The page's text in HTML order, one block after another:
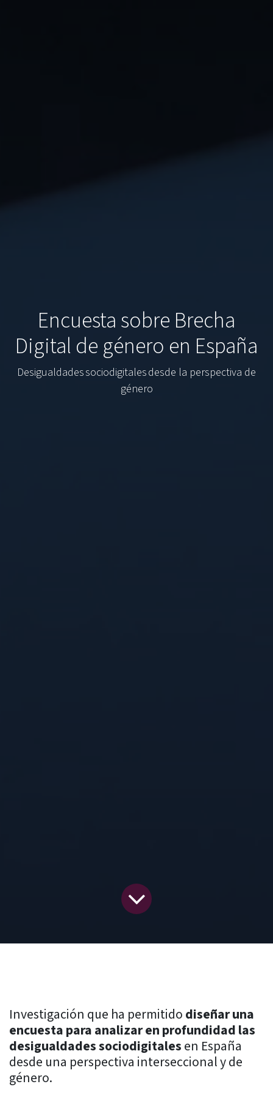
Encuesta sobre Brecha
Digital de género en España
Desigualdades sociodigitales desde la perspectiva de
género
Investigación que ha permitidodiseñar una
encuesta para analizar en profundidad las
desigualdades sociodigitalesen España
desde una perspectiva interseccional y de
género.